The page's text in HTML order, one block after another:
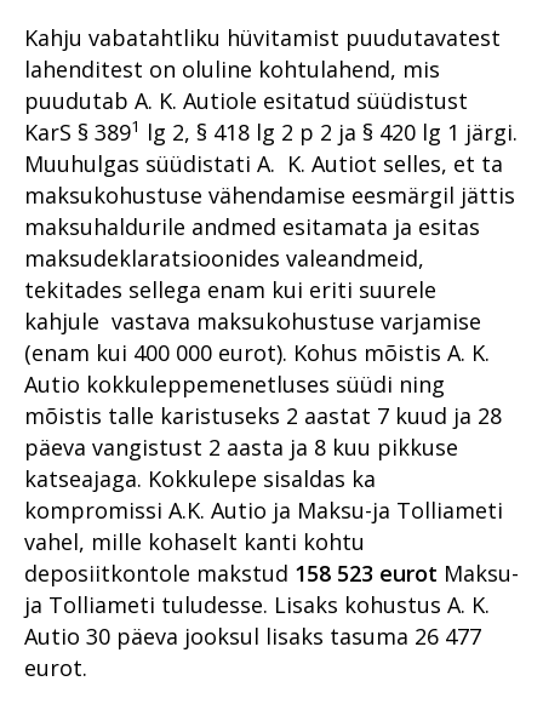
Kahju vabatahtliku hüvitamist puudutavatest
lahenditest on oluline kohtulahend, mis
puudutab A. K. Autiole esitatud süüdistust
KarS § 3891 lg 2, § 418 lg 2 p 2 ja § 420 lg 1 järgi.
Muuhulgas süüdistati A. K. Autiot selles, et ta
maksukohustuse vähendamise eesmärgil jättis
maksuhaldurile andmed esitamata ja esitas
maksudeklaratsioonides valeandmeid,
tekitades sellega enam kui eriti suurele
kahjule vastava maksukohustuse varjamise
(enam kui 400 000 eurot). Kohus mõistis A. K.
Autio kokkuleppemenetluses süüdi ning
mõistis talle karistuseks 2 aastat 7 kuud ja 28
päeva vangistust 2 aasta ja 8 kuu pikkuse
katseajaga. Kokkulepe sisaldas ka
kompromissi A.K. Autio ja Maksu-ja Tolliameti
vahel, mille kohaselt kanti kohtu
deposiitkontole makstud 158 523 eurot Maksu-
ja Tolliameti tuludesse. Lisaks kohustus A. K.
Autio 30 päeva jooksul lisaks tasuma 26 477
eurot.